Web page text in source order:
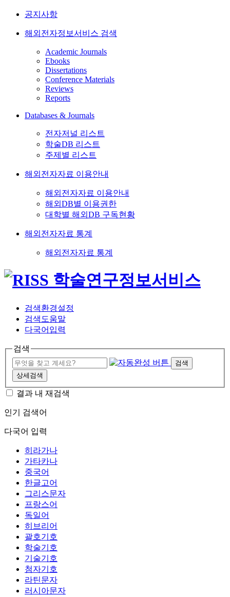
공지사항
해외전자정보서비스 검색
Academic Journals
Ebooks
Dissertations
Conference Materials
Reviews
Reports
Databases & Journals
전자저널 리스트
학술DB 리스트
주제별 리스트
해외전자자료 이용안내
해외전자자료 이용안내
해외DB별 이용권한
대학별 해외DB 구독현황
해외전자자료 통계
해외전자자료 통계
검색환경설정
검색도움말
다국어입력
검색
검색
상세검색
결과 내 재검색
인기 검색어
다국어 입력
히라가나
가타카나
중국어
한글고어
그리스문자
프랑스어
독일어
히브리어
괄호기호
학술기호
기술기호
첨자기호
라틴문자
러시아문자